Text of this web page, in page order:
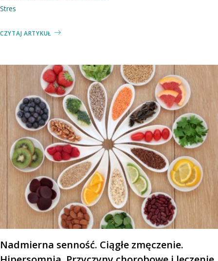
Stres
CZYTAJ ARTYKUŁ
Nadmierna senność. Ciągłe zmęczenie.